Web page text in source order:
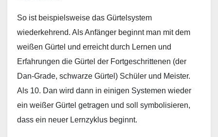
So ist beispielsweise das Gürtelsystem
wiederkehrend. Als Anfänger beginnt man mit dem
weißen Gürtel und erreicht durch Lernen und
Erfahrungen die Gürtel der Fortgeschrittenen (der
Dan-Grade, schwarze Gürtel) Schüler und Meister.
Als 10. Dan wird dann in einigen Systemen wieder
ein weißer Gürtel getragen und soll symbolisieren,
dass ein neuer Lernzyklus beginnt.